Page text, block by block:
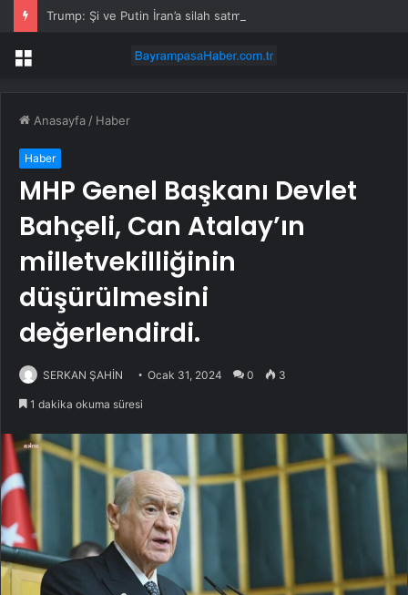
Trump: Şi ve Putin İran’a silah satmayacaklarını söyledi
Menü
Anasayfa / Haber
Haber
MHP Genel Başkanı Devlet
Bahçeli, Can Atalay’ın
milletvekilliğinin
düşürülmesini
değerlendirdi.
SERKAN ŞAHİN Ocak 31, 2024 0 3
1 dakika okuma süresi